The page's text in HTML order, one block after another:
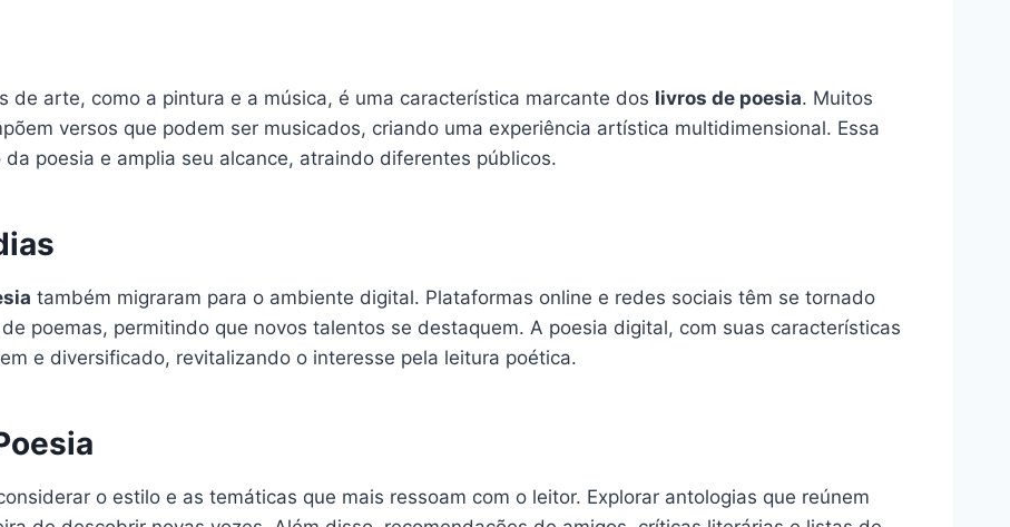
de arte, como a pintura e a música, é uma característica marcante dos livros de poesia. Muitos
versos que podem ser musicados, criando uma experiência artística multidimensional. Essa
poesia e amplia seu alcance, atraindo diferentes públicos.
também migraram para o ambiente digital. Plataformas online e redes sociais têm se tornado
poemas, permitindo que novos talentos se destaquem. A poesia digital, com suas características
e diversificado, revitalizando o interesse pela leitura poética.
o estilo e as temáticas que mais ressoam com o leitor. Explorar antologias que reúnem